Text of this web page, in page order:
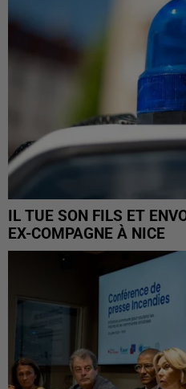
IL TUE SON FILS ET
EX-COMPAGNE À NICE